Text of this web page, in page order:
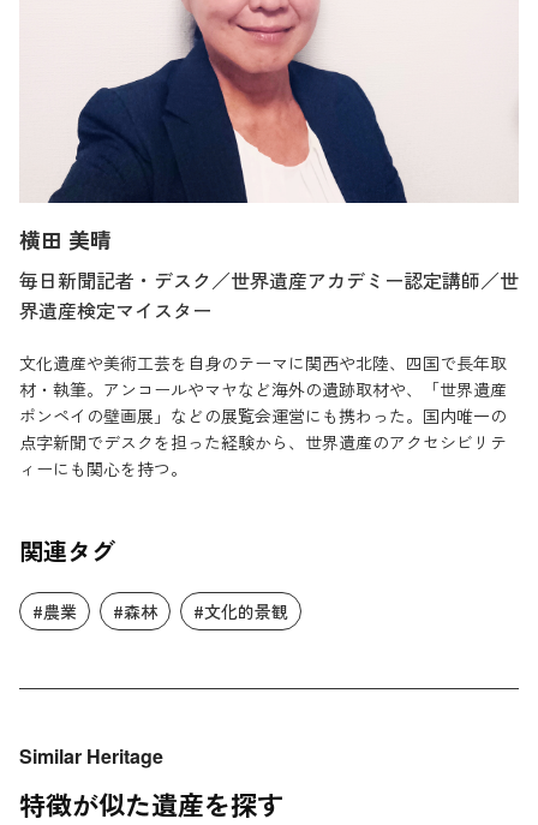
横田 美晴
毎日新聞記者・デスク／世界遺産アカデミー認定講師／世
界遺産検定マイスター
文化遺産や美術工芸を自身のテーマに関西や北陸、四国で長年取
材・執筆。アンコールやマヤなど海外の遺跡取材や、「世界遺産
ポンペイの壁画展」などの展覧会運営にも携わった。国内唯一の
点字新聞でデスクを担った経験から、世界遺産のアクセシビリテ
ィーにも関心を持つ。
関連タグ
#農業 #森林 #文化的景観
Similar Heritage
特徴が似た遺産を探す